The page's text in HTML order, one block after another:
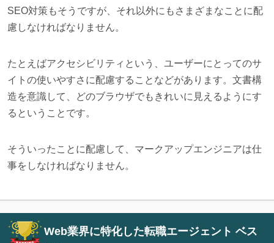
SEO対策もそうですが、それ以外にもさまざまなことに配
慮しなければなりません。
たとえばアクセシビリティという、ユーザーにとってのサ
イトの使いやすさに配慮することなどがあります。文書構
造を意識して、どのブラウザでもきれいに見えるようにす
るということです。
そういったことに配慮して、マークアップエンジニアは仕
事をしなければなりません。
Web業界に特化した転職エージェント ベス